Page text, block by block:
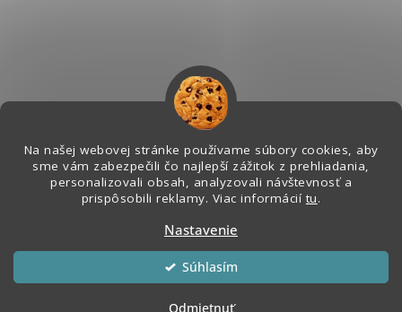
Na našej webovej stránke používame súbory cookies, aby
sme vám zabezpečili čo najlepší zážitok z prehliadania,
personalizovali obsah, analyzovali návštevnosť a
prispôsobili reklamy. Viac informácií tu.
Nastavenie
Odmietnuť
Súhlasím
Sledovať na Instagrame